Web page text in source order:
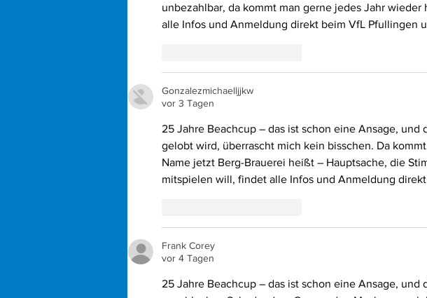
unbezahlbar, da kommt man gerne jedes Jahr
alle Infos und Anmeldung direkt beim VfL Pfullingen
Gonzalezmichaelljjkw
vor 3 Tagen
25 Jahre Beachcup – das ist schon eine Ansage, und
gelobt wird, überrascht mich kein bisschen. Da
Name jetzt Berg-Brauerei heißt – Hauptsache, die
mitspielen will, findet alle Infos und Anmeldung
Frank Corey
vor 4 Tagen
25 Jahre Beachcup – das ist schon eine Ansage,